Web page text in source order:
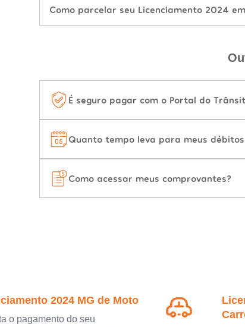
Como parcelar seu Licenciamento 2024
É seguro pagar com o Portal do
Quanto tempo leva para meus débitos
Como acessar meus comprovantes?
2024 MG de Moto
o pagamento do seu